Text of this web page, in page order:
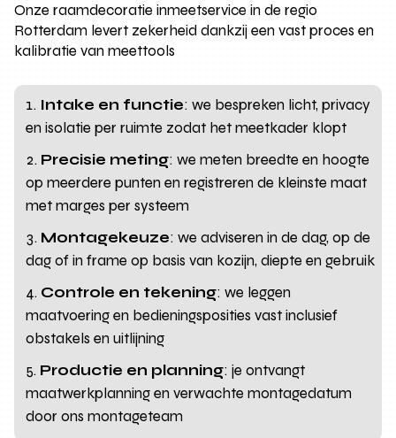
Onze raamdecoratie inmeetservice in de regio
Rotterdam levert zekerheid dankzij een vast proces en
kalibratie van meettools
Intake en functie: we bespreken licht, privacy
en isolatie per ruimte zodat het meetkader klopt
Precisie meting: we meten breedte en hoogte
op meerdere punten en registreren de kleinste maat
met marges per systeem
Montagekeuze: we adviseren in de dag, op de
dag of in frame op basis van kozijn, diepte en gebruik
Controle en tekening: we leggen
maatvoering en bedieningsposities vast inclusief
obstakels en uitlijning
Productie en planning: je ontvangt
maatwerkplanning en verwachte montagedatum
door ons montageteam